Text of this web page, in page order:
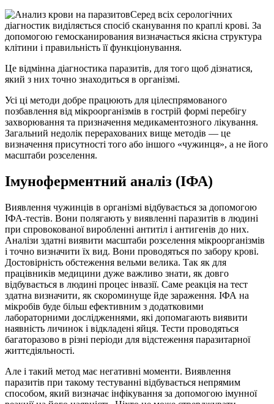
Серед всіх серологічних
діагностик виділяється спосіб сканування по краплі крові. За
допомогою гемосканирования визначається якісна структура
клітини і правильність її функціонування.
Це відмінна діагностика паразитів, для того щоб дізнатися,
який з них точно знаходиться в організмі.
Усі ці методи добре працюють для цілеспрямованого
позбавлення від мікроорганізмів в гострій формі перебігу
захворювання та призначення медикаментозного лікування.
Загальний недолік перерахованих вище методів — це
визначення присутності того або іншого «чужинця», а не його
масштаби розселення.
Імуноферментний аналіз (ІФА)
Виявлення чужинців в організмі відбувається за допомогою
ІФА-тестів. Вони полягають у виявленні паразитів в людині
при спровокованої виробленні антитіл і антигенів до них.
Аналізи здатні виявити масштаби розселення мікроорганізмів
і точно визначити їх вид. Вони проводяться по забору крові.
Достовірність обстеження вельми велика. Так як для
працівників медицини дуже важливо знати, як довго
відбувається в людині процес інвазії. Саме реакція на тест
здатна визначити, як скороминуще йде зараження. ІФА на
мікробів буде більш ефективним з додатковими
лабораторними дослідженнями, які допомагають виявити
наявність личинок і відкладені яйця. Тести проводяться
багаторазово в різні періоди для відстеження паразитарної
життєдіяльності.
Але і такий метод має негативні моменти. Виявлення
паразитів при такому тестуванні відбувається непрямим
способом, який визначає інфікування за допомогою імунної